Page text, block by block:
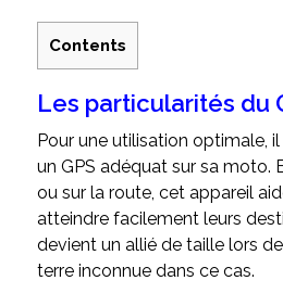
Contents
Les particularités du
Pour une utilisation optimale, il
un GPS adéquat sur sa moto.
ou sur la route, cet appareil
atteindre facilement leurs
devient un allié de taille lors
terre inconnue dans ce cas.